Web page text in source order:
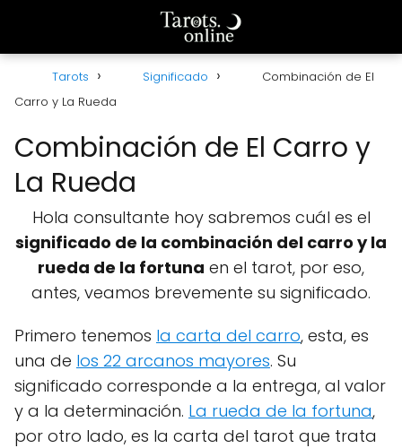
Tarots Significado
Combinación de El
Carro y La Rueda
Combinación de El Carro y
La Rueda
Hola consultante hoy sabremos cuál es el
significado de la combinación del carro y la
rueda de la fortuna en el tarot, por eso,
antes, veamos brevemente su significado.
Primero tenemos la carta del carro, esta, es
una de los 22 arcanos mayores. Su
significado corresponde a la entrega, al valor
y a la determinación. La rueda de la fortuna,
por otro lado, es la carta del tarot que trata